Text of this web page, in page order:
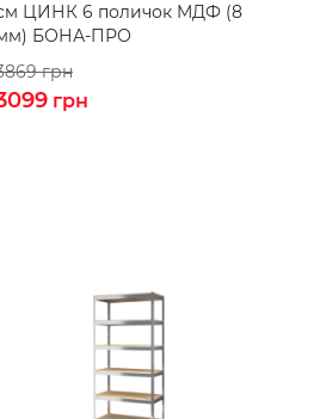
ЦИНК 6 поличок MДФ (8
БОНА-ПРО
грн
грн